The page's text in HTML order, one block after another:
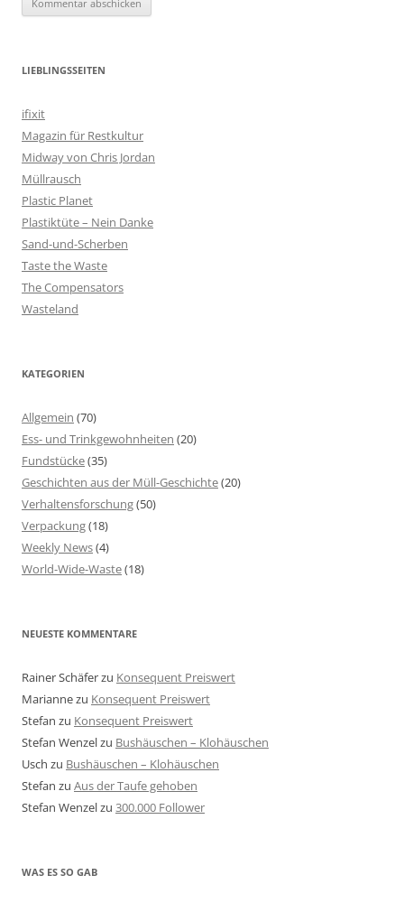
LIEBLINGSSEITEN
ifixit
Magazin für Restkultur
Midway von Chris Jordan
Müllrausch
Plastic Planet
Plastiktüte – Nein Danke
Sand-und-Scherben
Taste the Waste
The Compensators
Wasteland
KATEGORIEN
Allgemein (70)
Ess- und Trinkgewohnheiten (20)
Fundstücke(35)
Geschichten aus der Müll-Geschichte(20)
Verhaltensforschung(50)
Verpackung(18)
Weekly News(4)
World-Wide-Waste(18)
NEUESTE KOMMENTARE
Rainer Schäferzu Konsequent Preiswert
Mariannezu Konsequent Preiswert
Stefan zu Konsequent Preiswert
Stefan Wenzelzu Bushäuschen – Klohäuschen
Usch zu Bushäuschen – Klohäuschen
Stefan zu Aus der Taufe gehoben
Stefan Wenzelzu 300.000 Follower
WAS ES SO GAB